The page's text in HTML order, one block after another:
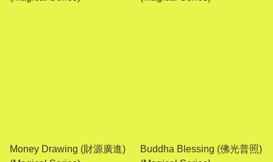
Money Drawing (財源廣進)
Buddha Blessing (佛光普照)